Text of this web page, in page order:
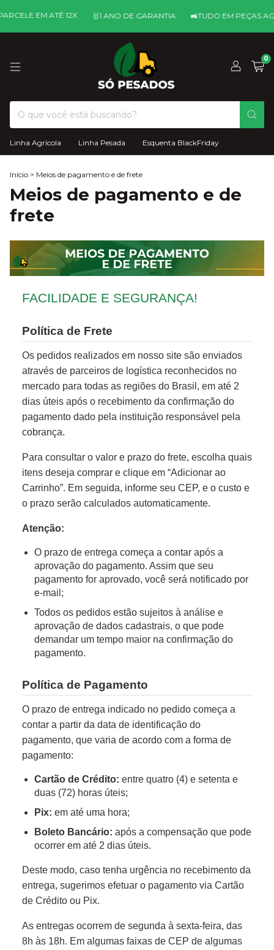
EM ATÉ 12X 🥇ㅤ1 ANO DE GARANTIA 🚜ㅤTUDO EM PEÇAS
0
Linha Agrícola Linha Pesada Esquenta BlackFriday
Início > Meios de pagamento e de frete
Meios de pagamento e de
frete
FACILIDADE E SEGURANÇA!
Política de Frete
Os pedidos realizados em nosso site são enviados
através de parceiros de logística reconhecidos no
mercado para todas as regiões do Brasil, em até 2
dias úteis após o recebimento da confirmação do
pagamento dado pela instituição responsável pela
cobrança.
Para consultar o valor e prazo do frete, escolha quais
itens deseja comprar e clique em “Adicionar ao
Carrinho”. Em seguida, informe seu CEP, e o custo e
o prazo serão calculados automaticamente.
Atenção:
O prazo de entrega começa a contar após a
aprovação do pagamento. Assim que seu
pagamento for aprovado, você será notificado por
e-mail;
Todos os pedidos estão sujeitos à análise e
aprovação de dados cadastrais, o que pode
demandar um tempo maior na confirmação do
pagamento.
Política de Pagamento
O prazo de entrega indicado no pedido começa a
contar a partir da data de identificação do
pagamento, que varia de acordo com a forma de
pagamento:
Cartão de Crédito: entre quatro (4) e setenta e
duas (72) horas úteis;
Pix: em até uma hora;
Boleto Bancário: após a compensação que pode
ocorrer em até 2 dias úteis.
Deste modo, caso tenha urgência no recebimento da
entrega, sugerimos efetuar o pagamento via Cartão
de Crédito ou Pix.
As entregas ocorrem de segunda à sexta-feira, das
8h às 18h. Em algumas faixas de CEP de algumas